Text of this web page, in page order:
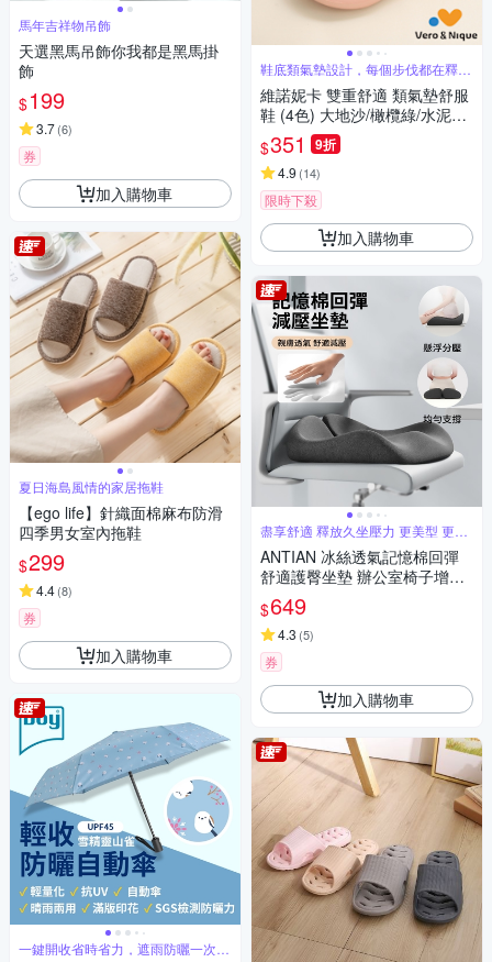
馬年吉祥物吊飾
天選黑馬吊飾你我都是黑馬掛
飾
$199
3.7(6)
券
加入購物車
夏日海島風情的家居拖鞋
【ego life】針織面棉麻布防滑
四季男女室內拖鞋
$299
4.4(8)
券
加入購物車
一鍵開收省時省力，遮雨防曬一次到
鞋底類氣墊設計，每個步伐都在釋放
壓力
維諾妮卡 雙重舒適 類氣墊舒服
鞋 (4色) 大地沙/橄欖綠/水泥灰/
櫻桃粉
$351 9折
4.9 (14)
限時下殺
加入購物車
盡享舒適 釋放久坐壓力 更美型 更健
康
ANTIAN 冰絲透氣記憶棉回彈
舒適護臀坐墊 辦公室椅子增高
坐墊 屁股棉墊 孕婦坐墊 車用坐
墊 痔瘡墊
$649
4.3 (5)
券
加入購物車